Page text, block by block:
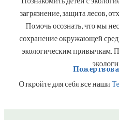
загрязнение, защита лесов,
Помочь осознать, что мы
сохранение окружающей
экологическим привычкам.
Откройте для себя все наши